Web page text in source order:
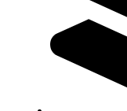
Varianten
Sofort lieferbar